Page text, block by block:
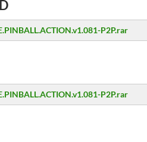
P2P.rar
P2P.rar